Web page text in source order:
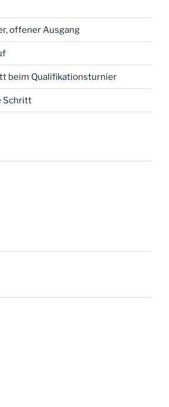
offener Ausgang
beim Qualifikationsturnier
Schritt